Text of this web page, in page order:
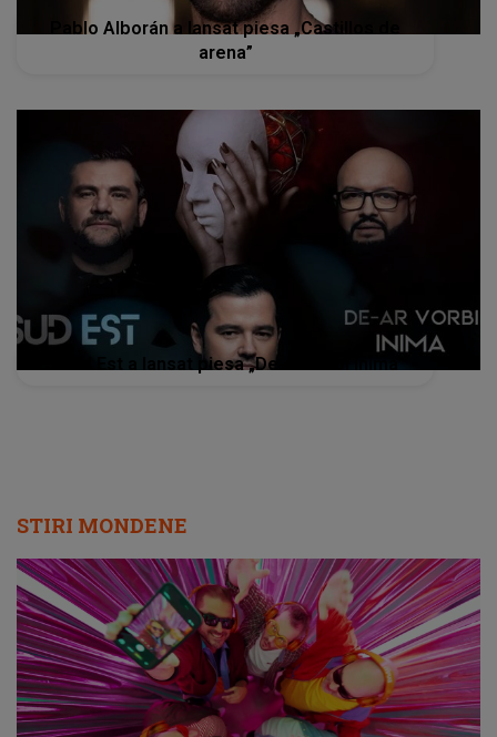
Pablo Alborán a lansat piesa „Castillos de
arena”
3 Sud Est a lansat piesa „De-ar vorbi inima”
STIRI MONDENE